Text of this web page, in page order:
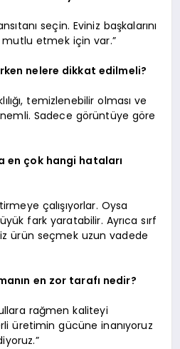
seçin. Eviniz başkalarını
etmek için var.”
nelere dikkat edilmeli?
temizlenebilir olması ve
Sadece görüntüye göre
en çok hangi hataları
çalışıyorlar. Oysa
fark yaratabilir. Ayrıca sırf
ürün seçmek uzun vadede
en zor tarafı nedir?
rağmen kaliteyi
üretimin gücüne inanıyoruz